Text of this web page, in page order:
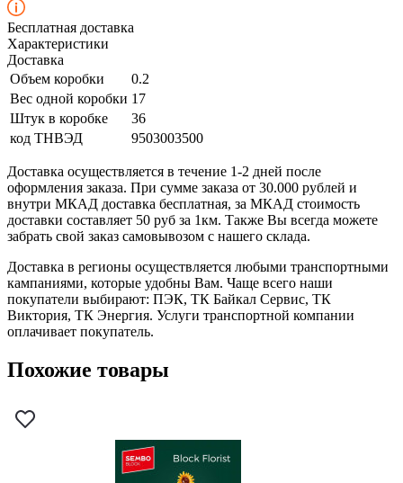
Бесплатная доставка
Характеристики
Доставка
Объем коробки
0.2
Вес одной коробки 17
Штук в коробке
36
код ТНВЭД
9503003500
Доставка осуществляется в течение 1-2 дней после
оформления заказа. При сумме заказа от 30.000 рублей и
внутри МКАД доставка бесплатная, за МКАД стоимость
доставки составляет 50 руб за 1км. Также Вы всегда можете
забрать свой заказ самовывозом с нашего склада.
Доставка в регионы осуществляется любыми транспортными
кампаниями, которые удобны Вам. Чаще всего наши
покупатели выбирают: ПЭК, ТК Байкал Сервис, ТК
Виктория, ТК Энергия. Услуги транспортной компании
оплачивает покупатель.
Похожие товары